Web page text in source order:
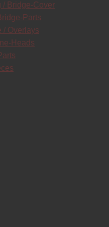
/ Bridge-Cover
Parts
/ Overlays
Heads